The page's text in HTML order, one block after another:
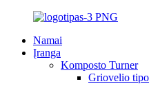
Namai
Įranga
Komposto Turner
Griovelio